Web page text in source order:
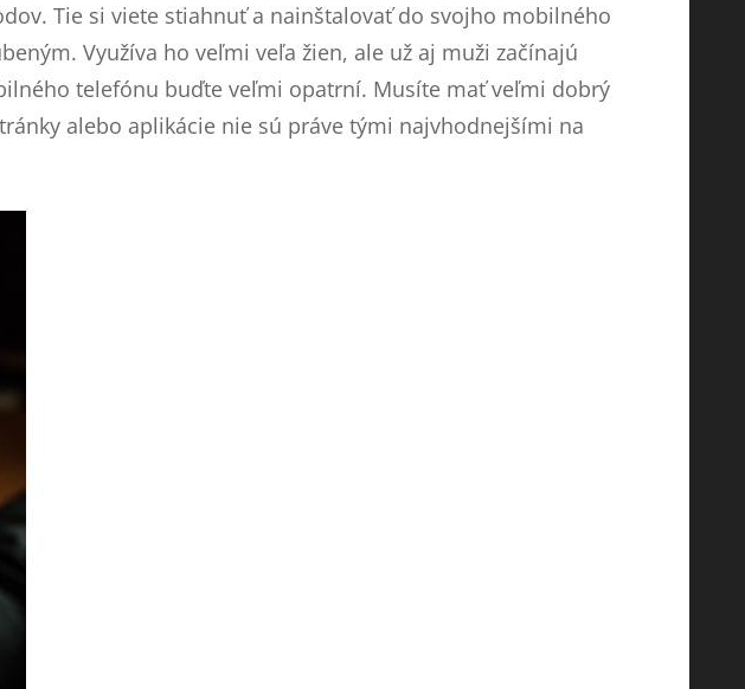
Tie si viete stiahnuť a nainštalovať do svojho mobilného
Využíva ho veľmi veľa žien, ale už aj muži začínajú
telefónu buďte veľmi opatrní. Musíte mať veľmi dobrý
alebo aplikácie nie sú práve tými najvhodnejšími na